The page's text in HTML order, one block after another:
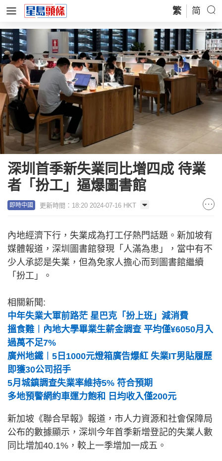
繁 简
深圳首季新失業同比增四成 待業
者「扮工」逼爆圖書館
即時中國 更新時間：18:20 2024-07-16 HKT
內地經濟下行，失業成為打工仔熱門話題。新加坡有
媒體報道，深圳圖書館發現「人滿為患」，當中有不
少人承認是失業，但為免家人擔心而到圖書館繼續
「扮工」。
相關新聞:
中年失業大軍前路茫 星巴克「扮上班」減消費
搵食難︱內地大學畢業生薪金調查 平均僅¥6050月入
過萬不足7%
廣州地鐵︱5日1000元燈箱廣告爆紅 失業IT男貼履歷
即獲30公司招手
5月城鎮調查失業率維持5% 符合預期
多地預警網約車運力飽和 日均收入僅200元
新加坡《聯合早報》報道，市人力資源和社會保障局
公布的數據顯示，深圳今年首季新增登記的失業人數
同比增加40.1%，較上一季增加一成五。